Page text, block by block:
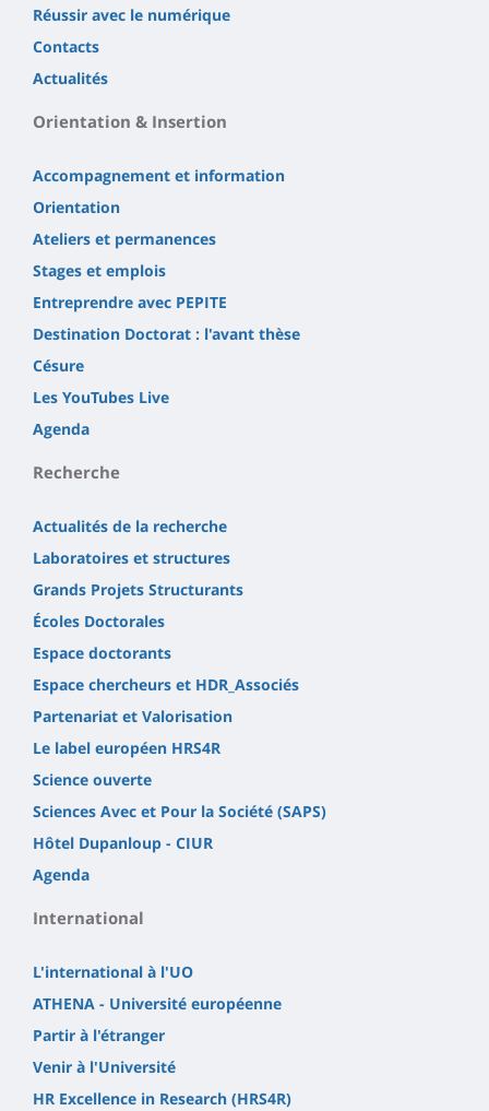
Réussir avec le numérique
Contacts
Actualités
Orientation & Insertion
Accompagnement et information
Orientation
Ateliers et permanences
Stages et emplois
Entreprendre avec PEPITE
Destination Doctorat : l'avant thèse
Césure
Les YouTubes Live
Agenda
Recherche
Actualités de la recherche
Laboratoires et structures
Grands Projets Structurants
Écoles Doctorales
Espace doctorants
Espace chercheurs et HDR_Associés
Partenariat et Valorisation
Le label européen HRS4R
Science ouverte
Sciences Avec et Pour la Société (SAPS)
Hôtel Dupanloup - CIUR
Agenda
International
L'international à l'UO
ATHENA - Université européenne
Partir à l'étranger
Venir à l'Université
HR Excellence in Research (HRS4R)